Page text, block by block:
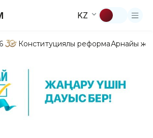
KZ
Конституциялық реформаАрнайы